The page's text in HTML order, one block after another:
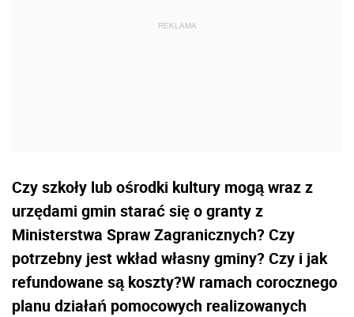
Czy szkoły lub ośrodki kultury mogą wraz z
urzędami gmin starać się o granty z
Ministerstwa Spraw Zagranicznych? Czy
potrzebny jest wkład własny gminy? Czy i jak
refundowane są koszty?W ramach corocznego
planu działań pomocowych realizowanych